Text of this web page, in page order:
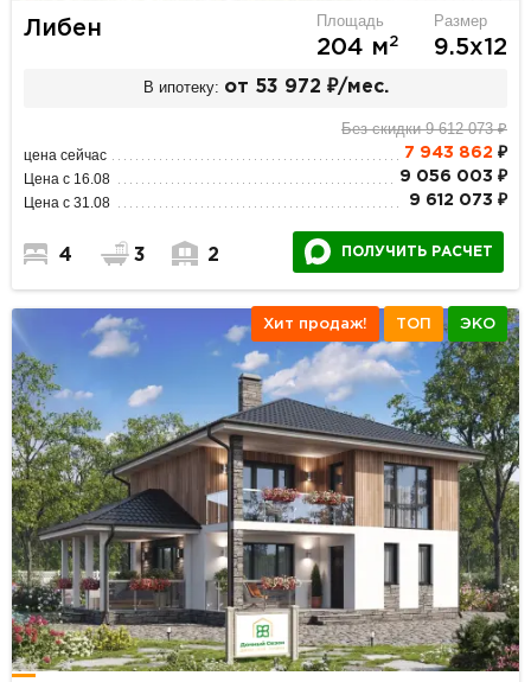
Либен Площадь
204 м2
Размер
9.5х12
В ипотеку: от 53 972 ₽/мес.
Без скидки 9 612 073 ₽
цена сейчас 7 943 862 ₽
Цена с 16.08 9 056 003 ₽
Цена с 31.08 9 612 073 ₽
4 3 2 ПОЛУЧИТЬ РАСЧЕТ
Хит продаж! ТОП ЭКО